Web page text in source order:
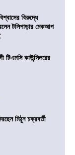
বিরুদ্ধে
টলিপাড়ার মেকআপ
টিএমসি কাউন্সিলরের
মিঠুন চক্রবর্তী